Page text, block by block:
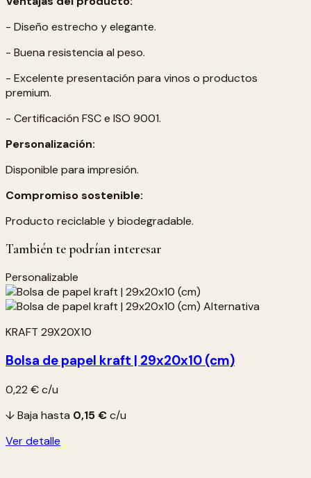
- Diseño estrecho y elegante.
- Buena resistencia al peso.
- Excelente presentación para vinos o productos
premium.
- Certificación FSC e ISO 9001.
Personalización:
Disponible para impresión.
Compromiso sostenible:
Producto reciclable y biodegradable.
También te podrían interesar
Personalizable
KRAFT 29X20X10
Bolsa de papel kraft | 29x20x10 (cm)
0,22 €c/u
↓ Baja hasta 0,15 €c/u
Ver detalle